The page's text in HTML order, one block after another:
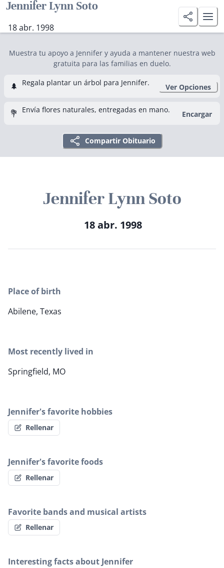
Jennifer Lynn Soto
18 abr. 1998
Muestra tu apoyo a Jennifer y ayuda a mantener nuestra web
gratuita para las familias en duelo.
🌲 Regala plantar un árbol para Jennifer. Ver Opciones
💐 Envía flores naturales, entregadas en mano. Encargar
Compartir Obituario
Jennifer Lynn Soto
18 abr. 1998
Place of birth
Abilene, Texas
Most recently lived in
Springfield, MO
Jennifer's favorite hobbies
Rellenar
Jennifer's favorite foods
Rellenar
Favorite bands and musical artists
Rellenar
Interesting facts about Jennifer